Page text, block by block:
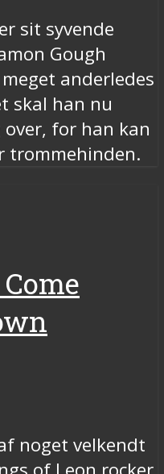
sit syvende
Gough
anderledes
skal han nu
for han kan
trommehinden.
noget velkendt